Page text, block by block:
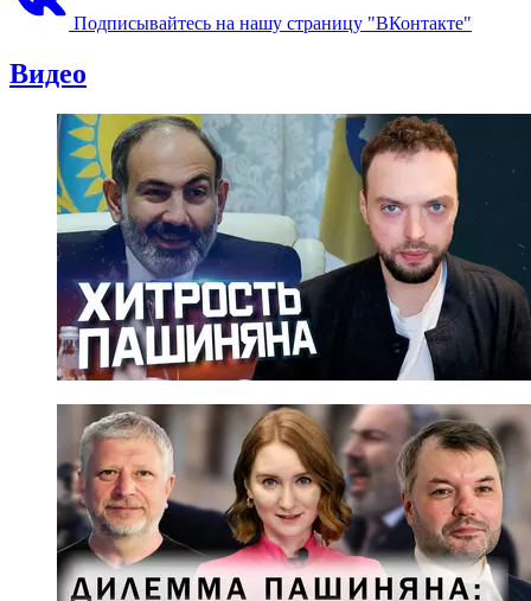
Подписывайтесь на нашу страницу "ВКонтакте"
Видео